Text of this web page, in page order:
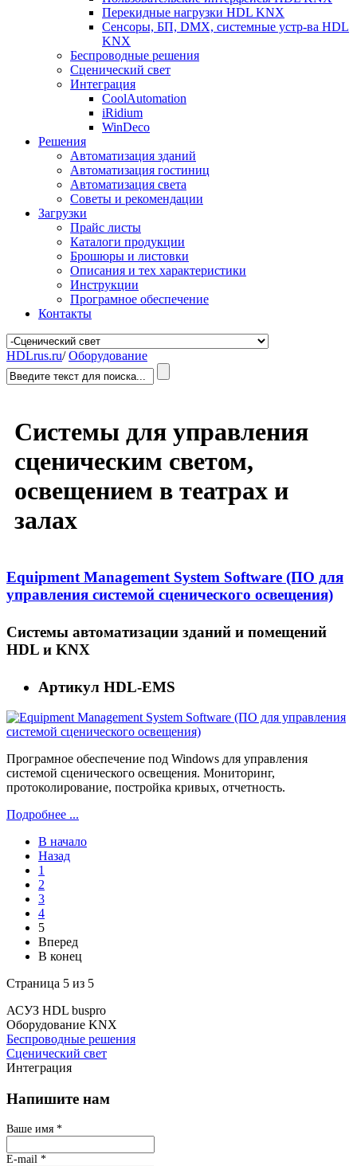
Перекидные нагрузки HDL KNX
Сенсоры, БП, DMX, системные устр-ва HDL
KNX
Беспроводные решения
Сценический свет
Интеграция
CoolAutomation
iRidium
WinDeco
Решения
Автоматизация зданий
Автоматизация гостиниц
Автоматизация света
Советы и рекомендации
Загрузки
Прайс листы
Каталоги продукции
Брошюры и листовки
Описания и тех характеристики
Инструкции
Програмное обеспечение
Контакты
HDLrus.ru/Оборудование
Системы для управления
сценическим светом,
освещением в театрах и
залах
Equipment Management System Software (ПО для
управления системой сценического освещения)
Системы автоматизации зданий и помещений
HDL и KNX
Артикул HDL-EMS
Програмное обеспечение под Windows для управления
системой сценического освещения. Мониторинг,
протоколирование, постройка кривых, отчетность.
Подробнее ...
В начало
Назад
1
2
3
4
5
Вперед
В конец
Страница 5 из 5
АСУЗ HDL buspro
Оборудование KNX
Беспроводные решения
Сценический свет
Интеграция
Напишите нам
Ваше имя *
E-mail *